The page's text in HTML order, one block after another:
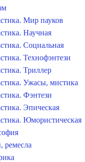
Мир пауков
Научная
Социальная
Технофэнтези
Триллер
Ужасы, мистика
Фэнтези
Эпическая
Юмористическая
ремесла